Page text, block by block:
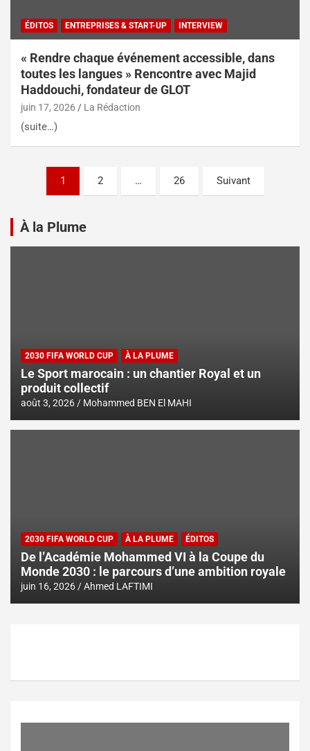
ÉDITOS ENTREPRISES & START-UP INTERVIEW
« Rendre chaque événement accessible, dans
toutes les langues » Rencontre avec Majid
Haddouchi, fondateur de GLOT
juin 17, 2026 La Rédaction
(suite…)
1 2 … 26 Suivant
À la Plume
2030 FIFA WORLD CUP À LA PLUME
Le Sport marocain : un chantier Royal et un
produit collectif
août 3, 2026 Mohammed BEN El MAHI
2030 FIFA WORLD CUP À LA PLUME ÉDITOS
De l’Académie Mohammed VI à la Coupe du
Monde 2030 : le parcours d’une ambition royale
juin 16, 2026 Ahmed LAFTIMI